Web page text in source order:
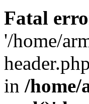
Fatal
'/home/
in /